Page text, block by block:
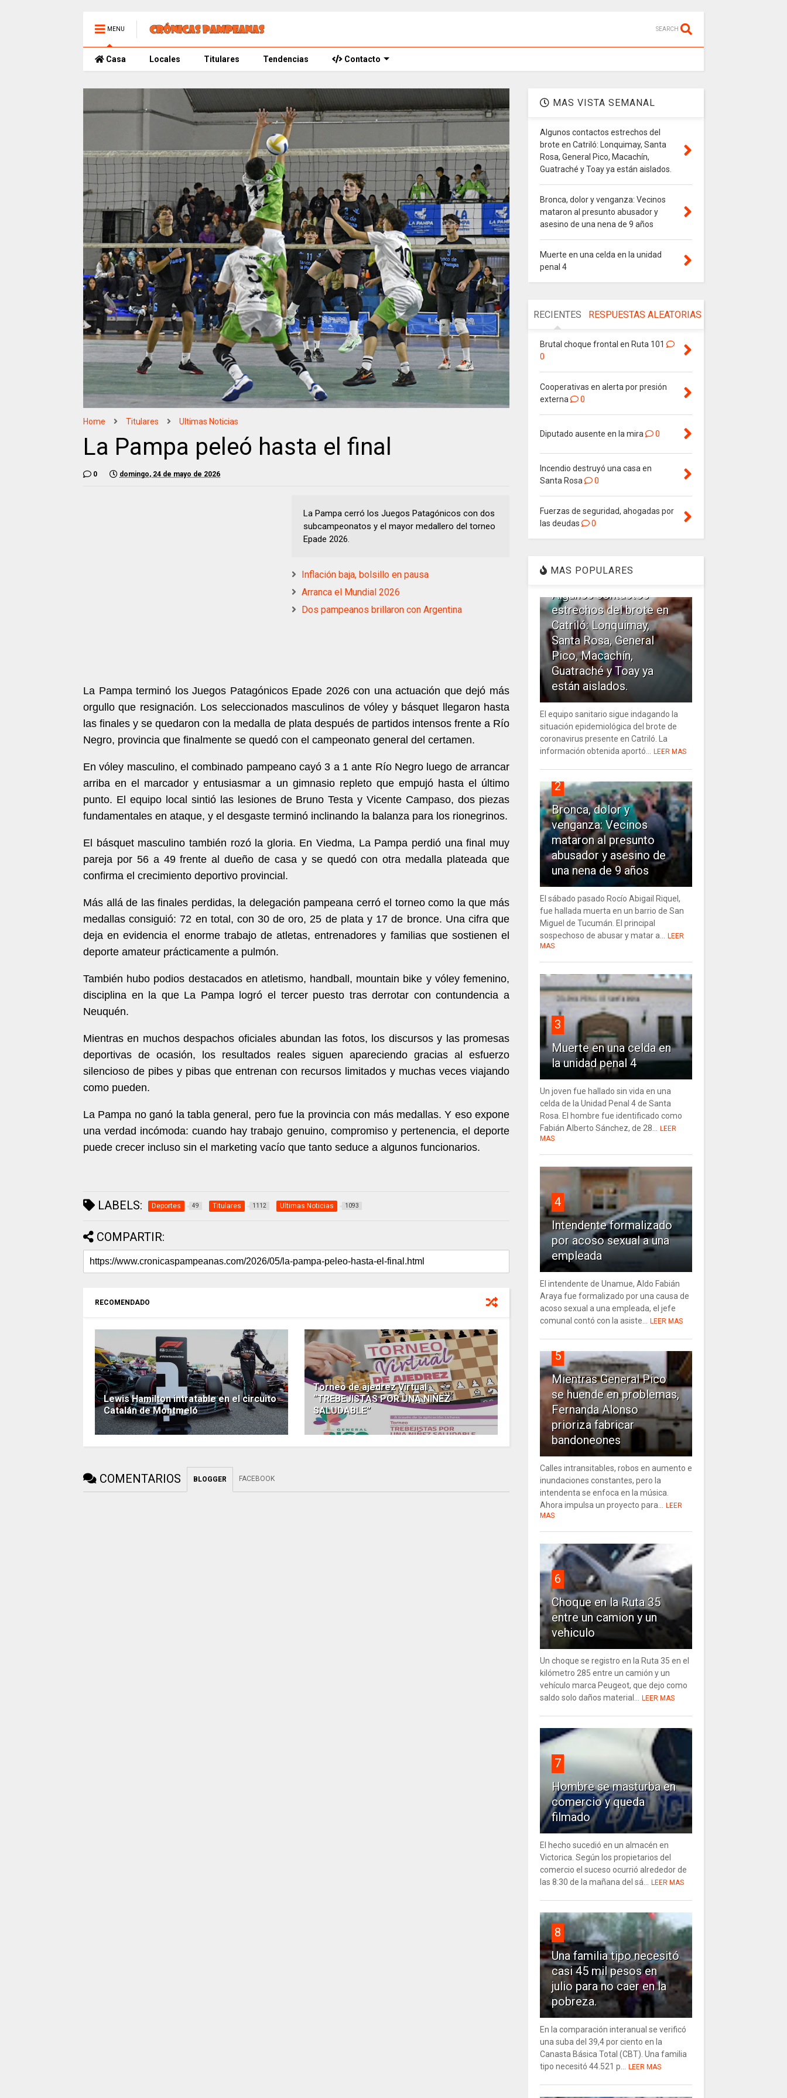
MENU SEARCH
Casa Locales Titulares Tendencias Contacto
Home Titulares Ultimas Noticias
La Pampa peleó hasta el final
0 domingo, 24 de mayo de 2026
La Pampa cerró los Juegos Patagónicos con dos
subcampeonatos y el mayor medallero del torneo
Epade 2026.
Inflación baja, bolsillo en pausa
Arranca el Mundial 2026
Dos pampeanos brillaron con Argentina
La Pampa terminó los Juegos Patagónicos Epade 2026 con una actuación que dejó más
orgullo que resignación. Los seleccionados masculinos de vóley y básquet llegaron hasta
las finales y se quedaron con la medalla de plata después de partidos intensos frente a Río
Negro, provincia que finalmente se quedó con el campeonato general del certamen.
En vóley masculino, el combinado pampeano cayó 3 a 1 ante Río Negro luego de arrancar
arriba en el marcador y entusiasmar a un gimnasio repleto que empujó hasta el último
punto. El equipo local sintió las lesiones de Bruno Testa y Vicente Campaso, dos piezas
fundamentales en ataque, y el desgaste terminó inclinando la balanza para los rionegrinos.
El básquet masculino también rozó la gloria. En Viedma, La Pampa perdió una final muy
pareja por 56 a 49 frente al dueño de casa y se quedó con otra medalla plateada que
confirma el crecimiento deportivo provincial.
Más allá de las finales perdidas, la delegación pampeana cerró el torneo como la que más
medallas consiguió: 72 en total, con 30 de oro, 25 de plata y 17 de bronce. Una cifra que
deja en evidencia el enorme trabajo de atletas, entrenadores y familias que sostienen el
deporte amateur prácticamente a pulmón.
También hubo podios destacados en atletismo, handball, mountain bike y vóley femenino,
disciplina en la que La Pampa logró el tercer puesto tras derrotar con contundencia a
Neuquén.
Mientras en muchos despachos oficiales abundan las fotos, los discursos y las promesas
deportivas de ocasión, los resultados reales siguen apareciendo gracias al esfuerzo
silencioso de pibes y pibas que entrenan con recursos limitados y muchas veces viajando
como pueden.
La Pampa no ganó la tabla general, pero fue la provincia con más medallas. Y eso expone
una verdad incómoda: cuando hay trabajo genuino, compromiso y pertenencia, el deporte
puede crecer incluso sin el marketing vacío que tanto seduce a algunos funcionarios.
LABELS: Deportes 49 Titulares 1112 Ultimas Noticias 1093
COMPARTIR:
RECOMENDADO
Lewis Hamilton intratable en el circuito
Catalán de Montmeló
Torneo de ajedrez Virtual
“TREBEJISTAS POR UNA NIÑEZ
SALUDABLE”
COMENTARIOS BLOGGER FACEBOOK
MAS VISTA SEMANAL
Algunos contactos estrechos del
brote en Catriló: Lonquimay, Santa
Rosa, General Pico, Macachín,
Guatraché y Toay ya están aislados.
Bronca, dolor y venganza: Vecinos
mataron al presunto abusador y
asesino de una nena de 9 años
Muerte en una celda en la unidad
penal 4
RECIENTES RESPUESTAS ALEATORIAS
Brutal choque frontal en Ruta 101
0
Cooperativas en alerta por presión
externa
0
Diputado ausente en la mira 0
Incendio destruyó una casa en
Santa Rosa
0
Fuerzas de seguridad, ahogadas por
las deudas
0
MAS POPULARES
1
Algunos contactos
estrechos del brote en
Catriló: Lonquimay,
Santa Rosa, General
Pico, Macachín,
Guatraché y Toay ya
están aislados.
El equipo sanitario sigue indagando la
situación epidemiológica del brote de
coronavirus presente en Catriló. La
información obtenida aportó... LEER MAS
2
Bronca, dolor y
venganza: Vecinos
mataron al presunto
abusador y asesino de
una nena de 9 años
El sábado pasado Rocío Abigail Riquel,
fue hallada muerta en un barrio de San
Miguel de Tucumán. El principal
sospechoso de abusar y matar a... LEER
MAS
3
Muerte en una celda en
la unidad penal 4
Un joven fue hallado sin vida en una
celda de la Unidad Penal 4 de Santa
Rosa. El hombre fue identificado como
Fabián Alberto Sánchez, de 28... LEER
MAS
4
Intendente formalizado
por acoso sexual a una
empleada
El intendente de Unamue, Aldo Fabián
Araya fue formalizado por una causa de
acoso sexual a una empleada, el jefe
comunal contó con la asiste... LEER MAS
5
Mientras General Pico
se huende en problemas,
Fernanda Alonso
prioriza fabricar
bandoneones
Calles intransitables, robos en aumento e
inundaciones constantes, pero la
intendenta se enfoca en la música.
Ahora impulsa un proyecto para... LEER
MAS
6
Choque en la Ruta 35
entre un camion y un
vehiculo
Un choque se registro en la Ruta 35 en el
kilómetro 285 entre un camión y un
vehículo marca Peugeot, que dejo como
saldo solo daños material... LEER MAS
7
Hombre se masturba en
comercio y queda
filmado
El hecho sucedió en un almacén en
Victorica. Según los propietarios del
comercio el suceso ocurrió alrededor de
las 8:30 de la mañana del sá... LEER MAS
8
Una familia tipo necesitó
casi 45 mil pesos en
julio para no caer en la
pobreza.
En la comparación interanual se verificó
una suba del 39,4 por ciento en la
Canasta Básica Total (CBT). Una familia
tipo necesitó 44.521 p... LEER MAS